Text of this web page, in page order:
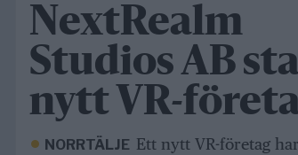
NextRealm
Studios AB
nytt VR-
NORRTÄLJE Ett nytt VR-företag